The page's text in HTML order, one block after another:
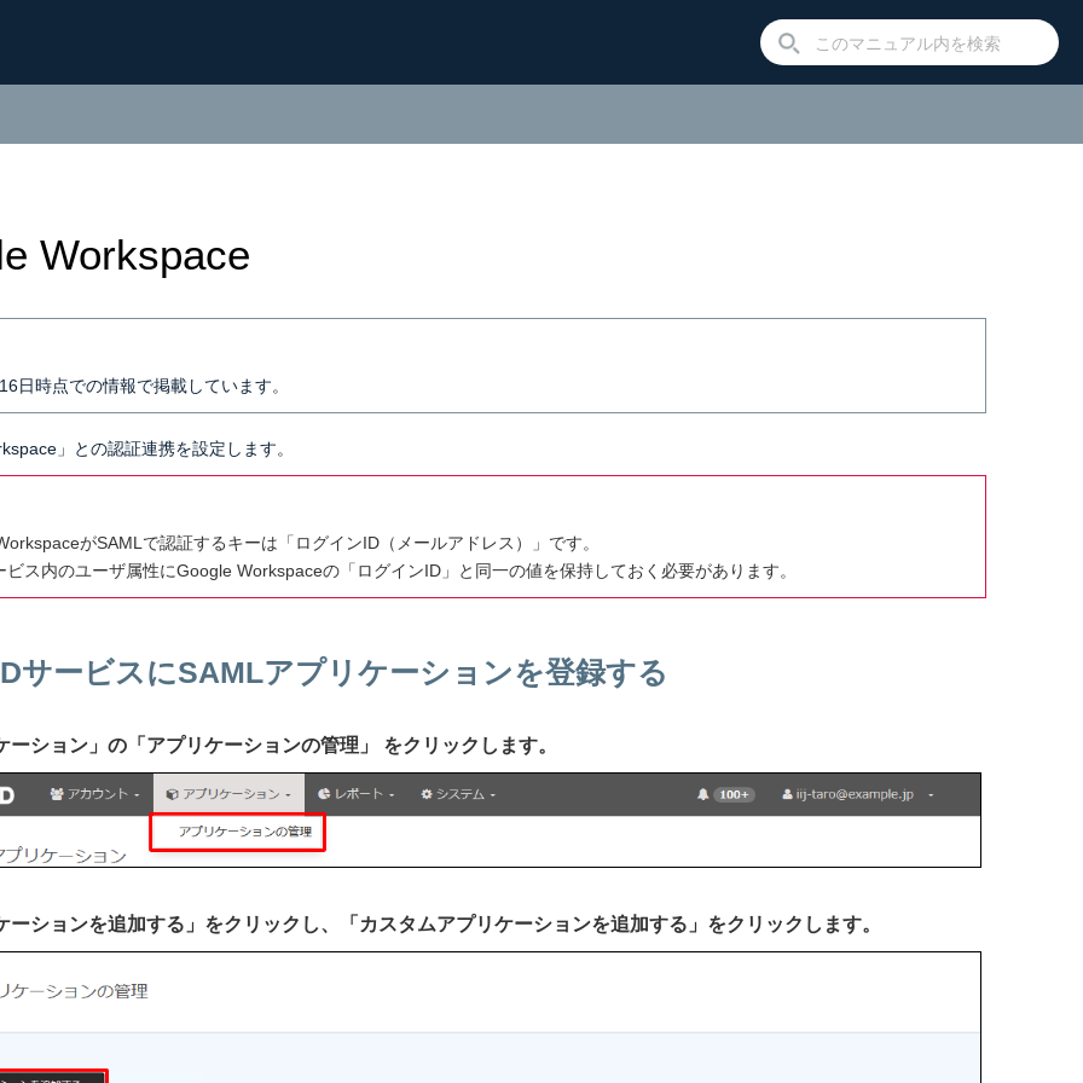
Workspace
日時点での情報で掲載しています。
」との認証連携を設定します。
がSAMLで認証するキーは「ログインID（メールアドレス）」です。
ビス内のユーザ属性にGoogle Workspaceの「ログインID」と同一の値を保持しておく必要があります。
サービスにSAMLアプリケーションを登録する
ーション」の「アプリケーションの管理」 をクリックします。
ーションを追加する」をクリックし、「カスタムアプリケーションを追加する」をクリックします。